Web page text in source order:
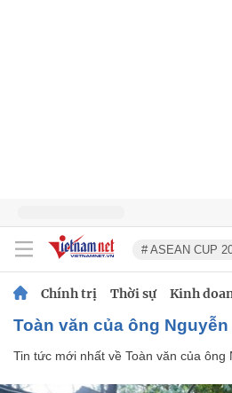
# ASEAN CUP
Chính trị Thời sự Kinh
Toàn văn của ông
Tin tức mới nhất về Toàn văn của ông